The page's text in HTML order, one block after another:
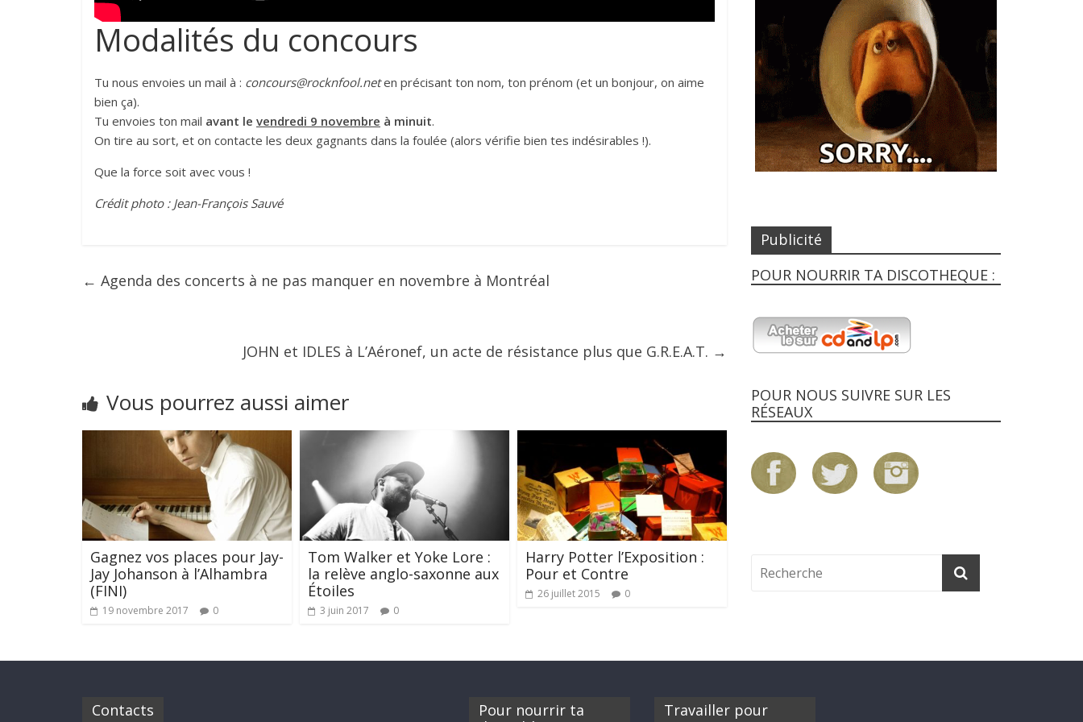
Modalités du concours
Tu nous envoies un mail à : concours@rocknfool.neten précisant ton nom, ton prénom (et un bonjour, on aime
bien ça).
Tu envoies ton mail avant le vendredi 9 novembre à minuit.
On tire au sort, et on contacte les deux gagnants dans la foulée (alors vérifie bien tes indésirables !).
Que la force soit avec vous !
Crédit photo : Jean-François Sauvé
← Agenda des concerts à ne pas manquer en novembre à Montréal
JOHN et IDLES à L’Aéronef, un acte de résistance plus que G.R.E.A.T. →
Vous pourrez aussi aimer
Gagnez vos places pour Jay-
Jay Johanson à l’Alhambra
(FINI)
19 novembre 2017 0
Tom Walker et Yoke Lore :
la relève anglo-saxonne aux
Étoiles
3 juin 2017 0
Harry Potter l’Exposition :
Pour et Contre
26 juillet 2015 0
Publicité
POUR NOURRIR TA DISCOTHEQUE :
POUR NOUS SUIVRE SUR LES
RÉSEAUX
Contacts
Pour nourrir ta
Travailler pour